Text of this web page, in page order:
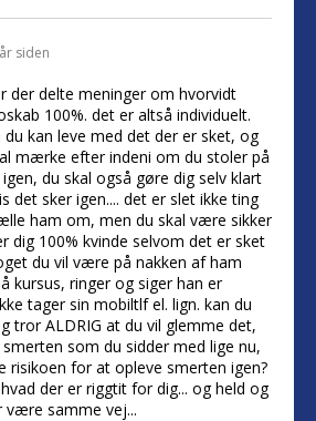
siden
der delte meninger om hvorvidt
100%. det er altså individuelt.
kan leve med det der er sket, og
mærke efter indeni om du stoler på
du skal også gøre dig selv klart
det sker igen.... det er slet ikke ting
ham om, men du skal være sikker
dig 100% kvinde selvom det er sket
du vil være på nakken af ham
kursus, ringer og siger han er
tager sin mobiltlf el. lign. kan du
tror ALDRIG at du vil glemme det,
som du sidder med lige nu,
risikoen for at opleve smerten igen?
der er riggtit for dig... og held og
være samme vej...